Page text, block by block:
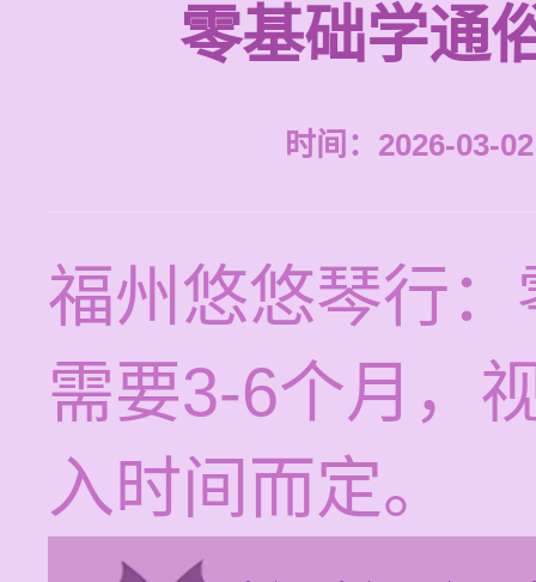
零基础学通
时间：2026-03-
福州悠悠琴行
需要3-6个月，
入时间而定。